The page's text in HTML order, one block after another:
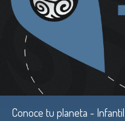
Conoce tu planeta - Infantil